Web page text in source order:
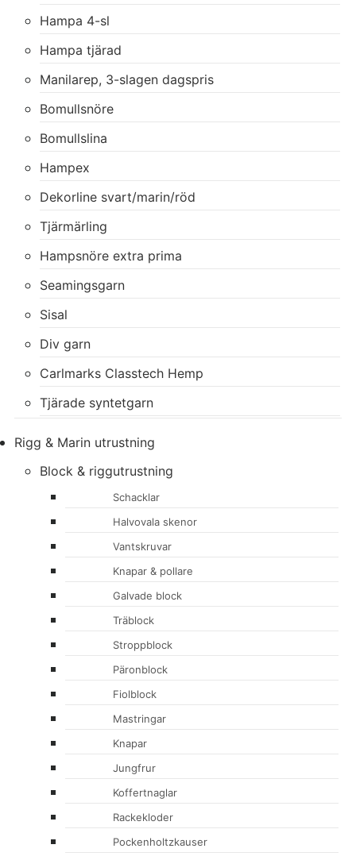
Hampa 4-sl
Hampa tjärad
Manilarep, 3-slagen dagspris
Bomullsnöre
Bomullslina
Hampex
Dekorline svart/marin/röd
Tjärmärling
Hampsnöre extra prima
Seamingsgarn
Sisal
Div garn
Carlmarks Classtech Hemp
Tjärade syntetgarn
Rigg & Marin utrustning
Block & riggutrustning
Schacklar
Halvovala skenor
Vantskruvar
Knapar & pollare
Galvade block
Träblock
Stroppblock
Päronblock
Fiolblock
Mastringar
Knapar
Jungfrur
Koffertnaglar
Rackekloder
Pockenholtzkauser